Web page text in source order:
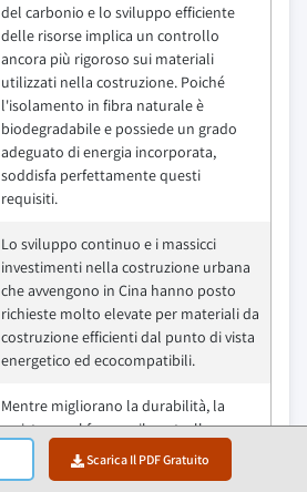
Scarica Il PDF Gratuito
del carbonio e lo sviluppo efficiente
delle risorse implica un controllo
ancora più rigoroso sui materiali
utilizzati nella costruzione. Poiché
l'isolamento in fibra naturale è
biodegradabile e possiede un grado
adeguato di energia incorporata,
soddisfa perfettamente questi
requisiti.
Lo sviluppo continuo e i massicci
investimenti nella costruzione urbana
che avvengono in Cina hanno posto
richieste molto elevate per materiali da
costruzione efficienti dal punto di vista
energetico ed ecocompatibili.
Mentre migliorano la durabilità, la
resistenza al fuoco e il controllo
dell'umidità dell'isolamento in fibra
naturale, le innovazioni nel